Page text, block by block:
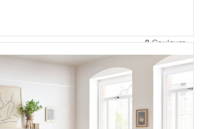
8Couleurs
Découvrir toute la collection